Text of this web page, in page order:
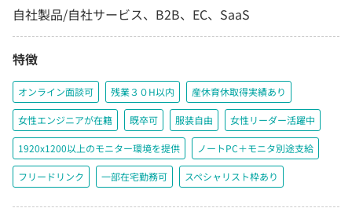
自社製品/自社サービス、B2B、EC、SaaS
特徴
オンライン面談可 残業３０H以内 産休育休取得実績あり
女性エンジニアが在籍 既卒可 服装自由 女性リーダー活躍中
1920x1200以上のモニター環境を提供 ノートPC＋モニタ別途支給
フリードリンク 一部在宅勤務可 スペシャリスト枠あり